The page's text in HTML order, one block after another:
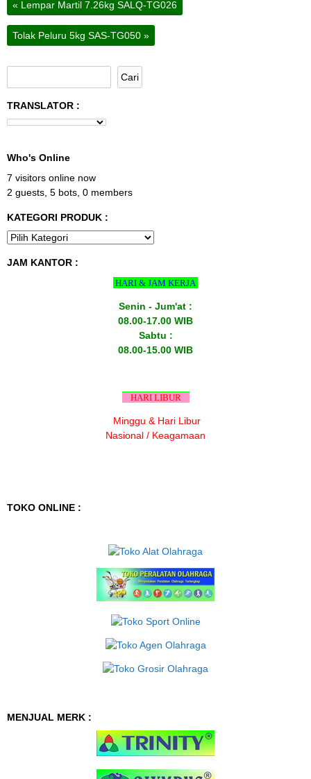
« Lempar Martil 7.26kg SALQ-TG026
Tolak Peluru 5kg SAS-TG050 »
TRANSLATOR :
Who's Online
7 visitors online now
2 guests, 5 bots, 0 members
KATEGORI PRODUK :
JAM KANTOR :
HARI & JAM KERJA
Senin - Jum'at :
08.00-17.00 WIB
Sabtu :
08.00-15.00 WIB
HARI LIBUR
Minggu & Hari Libur
Nasional / Keagamaan
TOKO ONLINE :
MENJUAL MERK :